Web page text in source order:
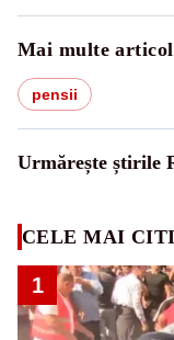
Mai multe
pensii
Urmărește știrile
CELE MAI
1